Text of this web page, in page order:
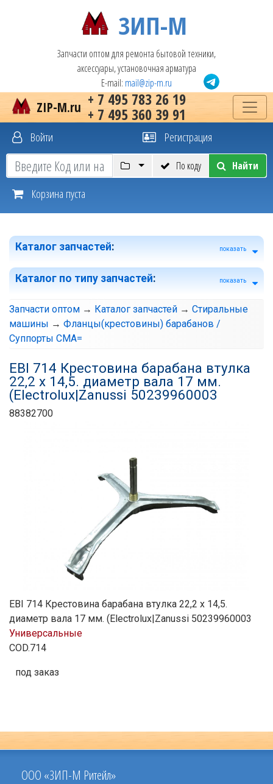
ЗИП-М
Запчасти оптом для ремонта бытовой техники,
аксессуары, установочная арматура
E-mail: mail@zip-m.ru
+ 7 495 783 26 19
+ 7 495 360 39 91
ZIP-M.ru
Войти Регистрация
По коду Найти
Корзина пуста
Каталог запчастей: показать
Каталог по типу запчастей: показать
Запчасти оптом → Каталог запчастей → Стиральные
машины → Фланцы(крестовины) барабанов /
Суппорты СМА=
EBI 714 Крестовина барабана втулка
22,2 х 14,5. диаметр вала 17 мм.
(Electrolux|Zanussi 50239960003
88382700
EBI 714 Крестовина барабана втулка 22,2 х 14,5.
диаметр вала 17 мм. (Electrolux|Zanussi 50239960003
Универсальные
COD.714
под заказ
ООО «ЗИП-М Ритейл»